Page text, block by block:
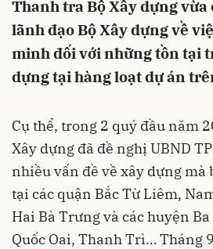
Thanh tra Bộ Xây dựng vừa
lãnh đạo Bộ Xây dựng về
minh đối với những tồn tại
dựng tại hàng loạt dự án
Cụ thể, trong 2 quý đầu năm
Xây dựng đã đề nghị UBND
nhiều vấn đề về xây dựng mà
tại các quận Bắc Từ Liêm,
Hai Bà Trưng và các huyện
Quốc Oai, Thanh Trì… Tháng